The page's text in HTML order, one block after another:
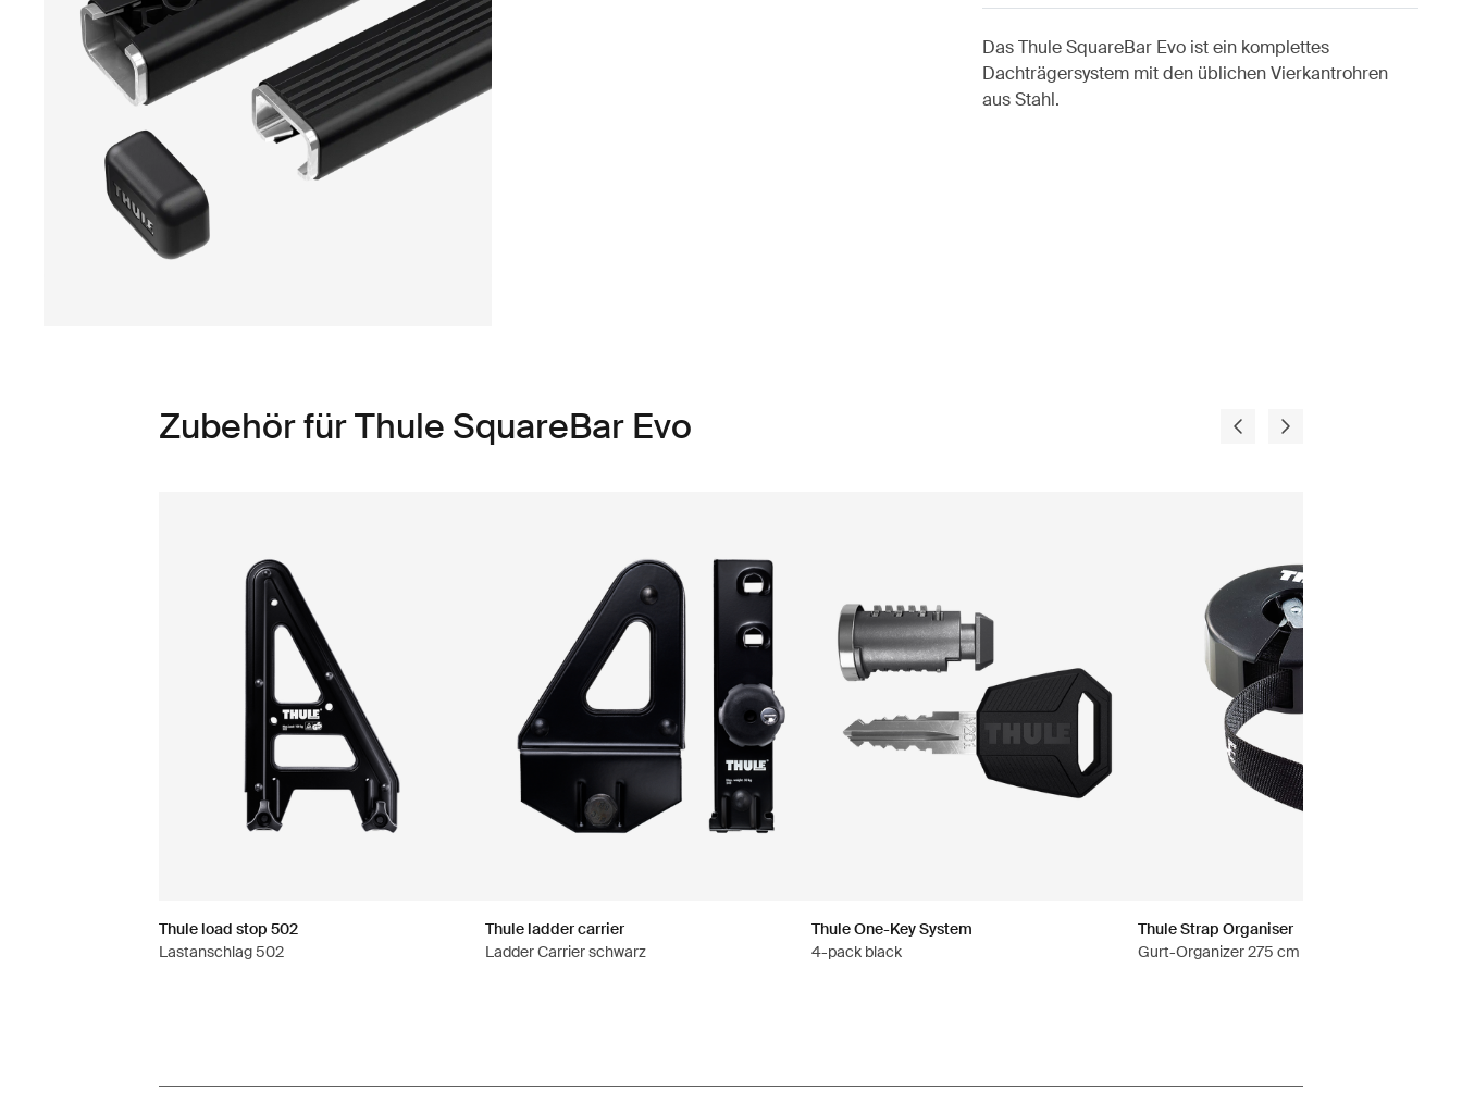
Das Thule SquareBar Evo ist ein komplettes
Dachträgersystem mit den üblichen Vierkantrohren
aus Stahl.
Zubehör für Thule SquareBar Evo
Thule load stop 502
Lastanschlag 502
Thule ladder carrier
Ladder Carrier schwarz
Thule One-Key System
4-pack black
Thule Strap Organiser
Gurt-Organizer 275 cm schwarz